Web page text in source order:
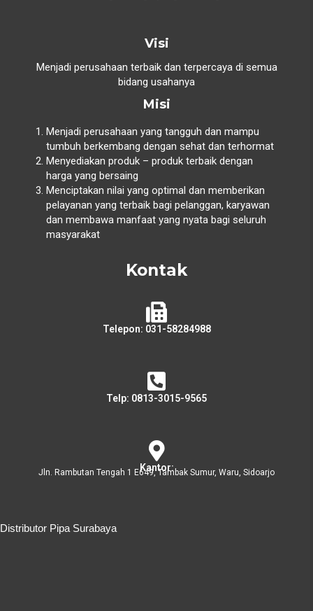
Visi
Menjadi perusahaan terbaik dan terpercaya di semua
bidang usahanya
Misi
Menjadi perusahaan yang tangguh dan mampu
tumbuh berkembang dengan sehat dan terhormat
Menyediakan produk – produk terbaik dengan
harga yang bersaing
Menciptakan nilai yang optimal dan memberikan
pelayanan yang terbaik bagi pelanggan, karyawan
dan membawa manfaat yang nyata bagi seluruh
masyarakat
Kontak
Telepon: 031-58284988
Telp: 0813-3015-9565
Kantor:
Jln. Rambutan Tengah 1 E649, Tambak Sumur, Waru, Sidoarjo
Distributor Pipa Surabaya